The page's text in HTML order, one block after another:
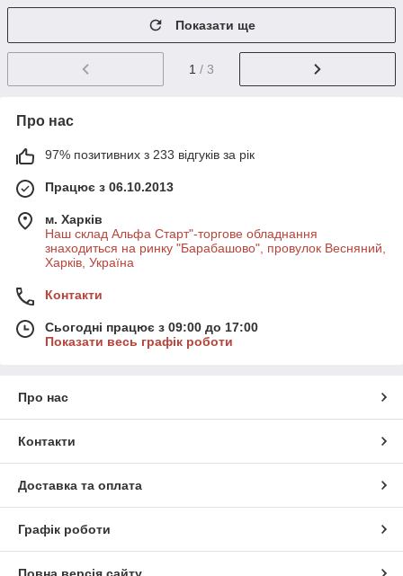
Показати ще
1 / 3
Про нас
97% позитивних з 233 відгуків за рік
Працює з 06.10.2013
м. Харків
Наш склад Альфа Старт"-торгове обладнання
знаходиться на ринку "Барабашово", провулок Весняний,
Харків, Україна
Контакти
Сьогодні працює з 09:00 до 17:00
Показати весь графік роботи
Про нас
Контакти
Доставка та оплата
Графік роботи